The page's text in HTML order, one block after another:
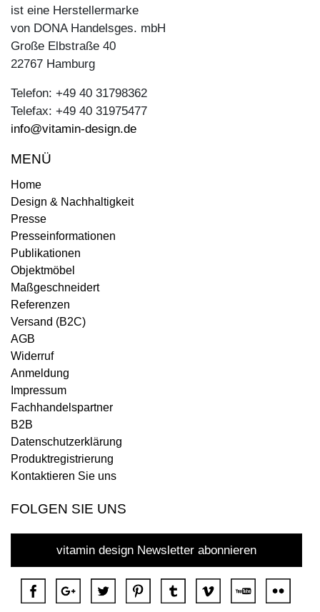
ist eine Herstellermarke
von DONA Handelsges. mbH
Große Elbstraße 40
22767 Hamburg
Telefon: +49 40 31798362
Telefax: +49 40 31975477
info@vitamin-design.de
MENÜ
Home
Design & Nachhaltigkeit
Presse
Presseinformationen
Publikationen
Objektmöbel
Maßgeschneidert
Referenzen
Versand (B2C)
AGB
Widerruf
Anmeldung
Impressum
Fachhandelspartner
B2B
Datenschutzerklärung
Produktregistrierung
Kontaktieren Sie uns
FOLGEN SIE UNS
vitamin design Newsletter abonnieren